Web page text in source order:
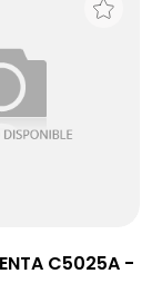
C5025A -